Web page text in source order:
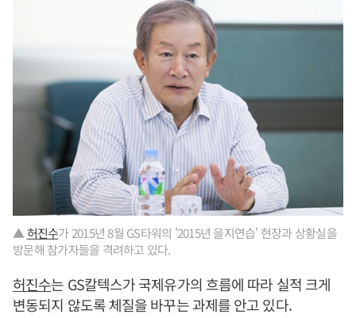
▲허진수가 2015년 8월 GS타워의 '2015년 을지연습' 현장과 상황실을
방문해 참가자들을 격려하고 있다.
허진수는 GS칼텍스가 국제유가의 흐름에 따라 실적 크게
변동되지 않도록 체질을 바꾸는 과제를 안고 있다.